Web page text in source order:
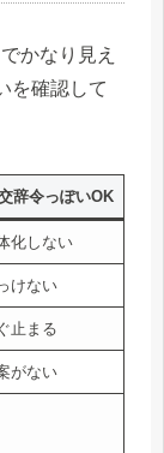
かなり見え
を確認して
辞令っぽいOK
化しない
けない
止まる
がない